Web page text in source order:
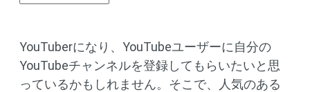
YouTuberになり、YouTubeユーザーに自分の
YouTubeチャンネルを登録してもらいたいと思
っているかもしれません。そこで、人気のある